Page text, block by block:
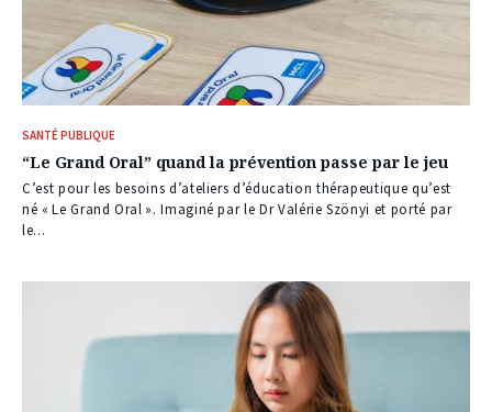
SANTÉ PUBLIQUE
“Le Grand Oral” quand la prévention passe par le jeu
C’est pour les besoins d’ateliers d’éducation thérapeutique qu’est
né « Le Grand Oral ». Imaginé par le Dr Valérie Szönyi et porté par
le...